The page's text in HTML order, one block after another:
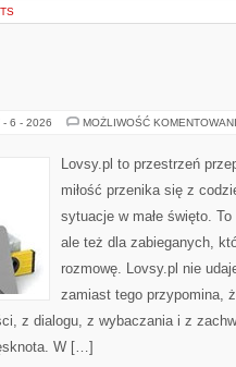
- 6 - 2026 MOŻLIWOŚĆ
Lovsy.pl to przestrzeń
miłość przenika się z
sytuacje w małe święto.
ale też dla zabieganych,
rozmowę. Lovsy.pl nie
zamiast tego przypomina,
z dialogu, z wybaczania i z
W […]